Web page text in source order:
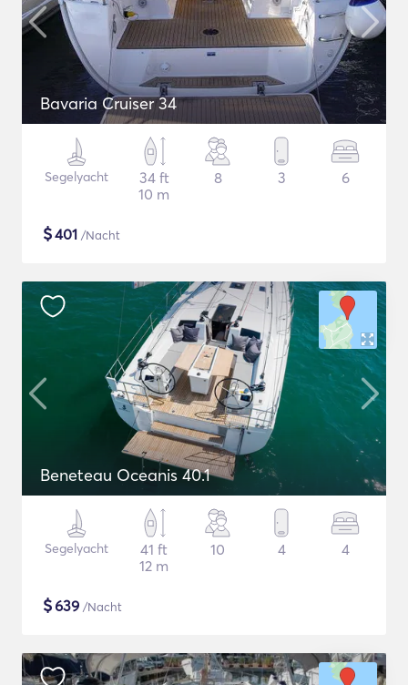
Bavaria Cruiser 34
Segelyacht
34 ft
10 m
8 3 6
$401 /Nacht
Beneteau Oceanis 40.1
Segelyacht
41 ft
12 m
10 4 4
$639 /Nacht